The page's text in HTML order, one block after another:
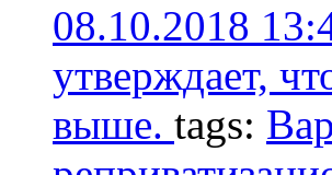
08.10.2018
утверждает,
выше. tags: